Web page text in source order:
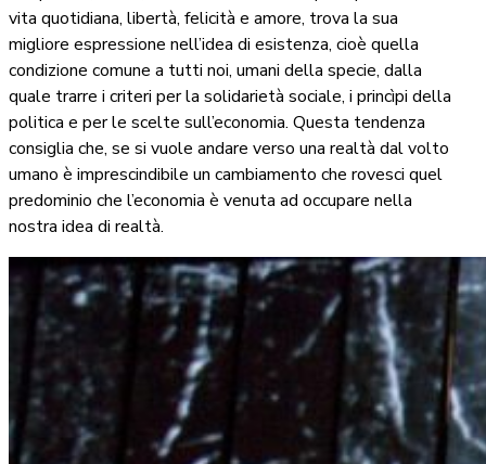
vita quotidiana, libertà, felicità e amore, trova la sua
migliore espressione nell’idea di esistenza, cioè quella
condizione comune a tutti noi, umani della specie, dalla
quale trarre i criteri per la solidarietà sociale, i princìpi della
politica e per le scelte sull’economia. Questa tendenza
consiglia che, se si vuole andare verso una realtà dal volto
umano è imprescindibile un cambiamento che rovesci quel
predominio che l’economia è venuta ad occupare nella
nostra idea di realtà.